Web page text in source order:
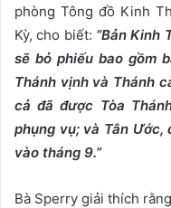
phòng Tông đồ Kinh
Kỳ, cho biết: “Bản Kinh
sẽ bỏ phiếu bao gồm
Thánh vịnh và Thánh
cả đã được Tòa
phụng vụ; và Tân
vào tháng 9.”
Bà Sperry giải thích